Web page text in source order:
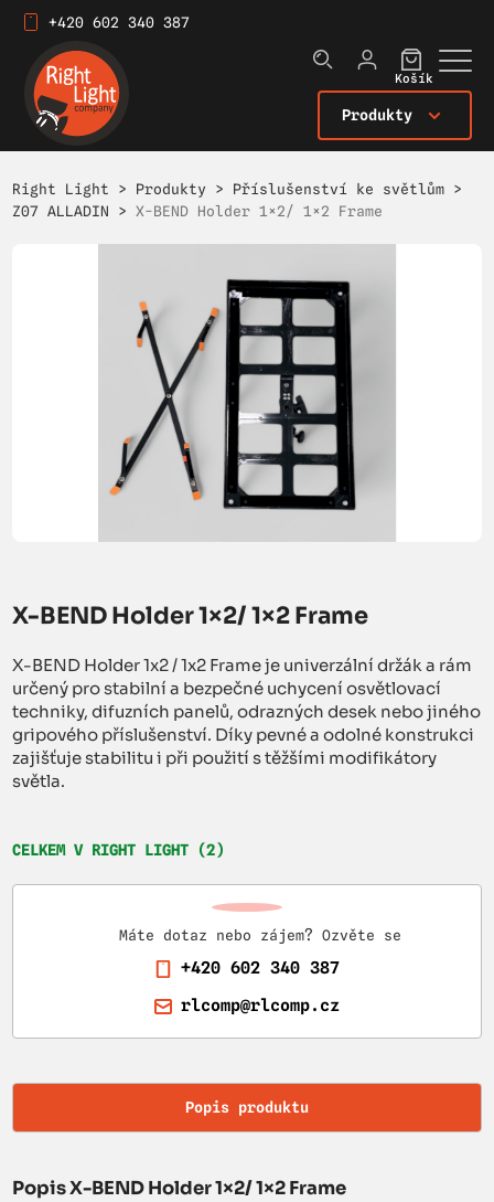
+420 602 340 387
Produkty
Košík
Right Light > Produkty > Příslušenství ke světlům >
Z07 ALLADIN >X-BEND Holder 1×2/ 1×2 Frame
X-BEND Holder 1×2/ 1×2 Frame
X-BEND Holder 1x2 / 1x2 Frame je univerzální držák a rám
určený pro stabilní a bezpečné uchycení osvětlovací
techniky, difuzních panelů, odrazných desek nebo jiného
gripového příslušenství. Díky pevné a odolné konstrukci
zajišťuje stabilitu i při použití s těžšími modifikátory
světla.
CELKEM V RIGHT LIGHT (2)
Máte dotaz nebo zájem? Ozvěte se
+420 602 340 387
rlcomp@rlcomp.cz
Popis produktu
Popis X-BEND Holder 1×2/ 1×2 Frame